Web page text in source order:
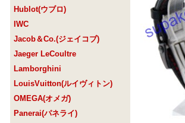
Hublot(ウブロ)
IWC
Jacob＆Co.(ジェイコブ)
Jaeger LeCoultre
Lamborghini
LouisVuitton(ルイヴィトン)
OMEGA(オメガ)
Panerai(パネライ)